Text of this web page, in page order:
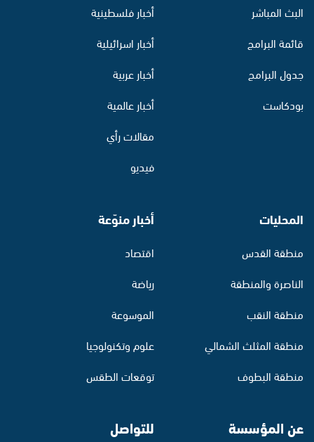
البث المباشر
قائمة البرامج
جدول البرامج
بودكاست
أخبار فلسطينية
أخبار اسرائيلية
أخبار عربية
أخبار عالمية
مقالات رأي
فيديو
المحليات
منطقة القدس
الناصرة والمنطقة
منطقة النقب
منطقة المثلث الشمالي
منطقة البطوف
أخبار منوّعة
اقتصاد
رياضة
الموسوعة
علوم وتكنولوجيا
توقعات الطقس
عن المؤسسة للتواصل